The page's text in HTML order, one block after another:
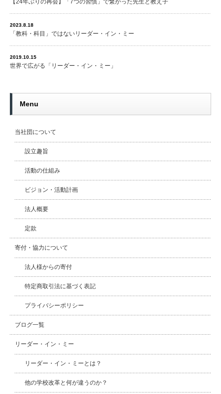
【24年ぶりの再会】「7つの習慣」で繋がった先生と教え子
2023.8.18
「教科・科目」ではないリーダー・イン・ミー
2019.10.15
世界で広がる「リーダー・イン・ミー」
Menu
当社団について
設立趣旨
活動の仕組み
ビジョン・活動計画
法人概要
定款
寄付・協力について
法人様からの寄付
特定商取引法に基づく表記
プライバシーポリシー
ブログ一覧
リーダー・イン・ミー
リーダー・イン・ミーとは？
他の学校改革と何が違うのか？